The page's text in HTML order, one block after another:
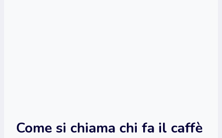
Come si chiama chi fa il caffè